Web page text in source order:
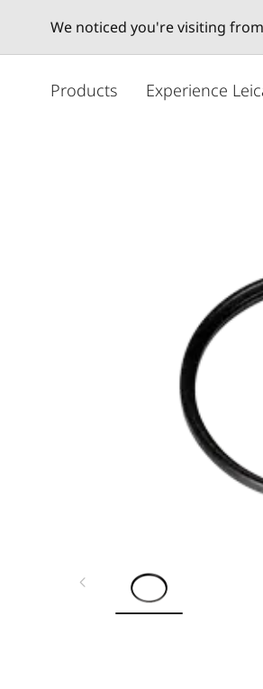
We noticed you're visiting from
Products Experience